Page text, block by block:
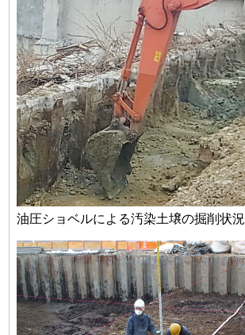
油圧ショベルによる汚染土壌の掘削状況